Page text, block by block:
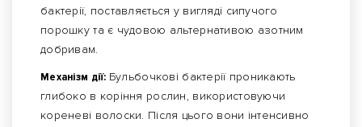
бактерії, поставляється у вигляді сипучого
порошку та є чудовою альтернативою азотним
добривам.
Механізм дії: Бульбочкові бактерії проникають
глибоко в коріння рослин, використовуючи
кореневі волоски. Після цього вони інтенсивно